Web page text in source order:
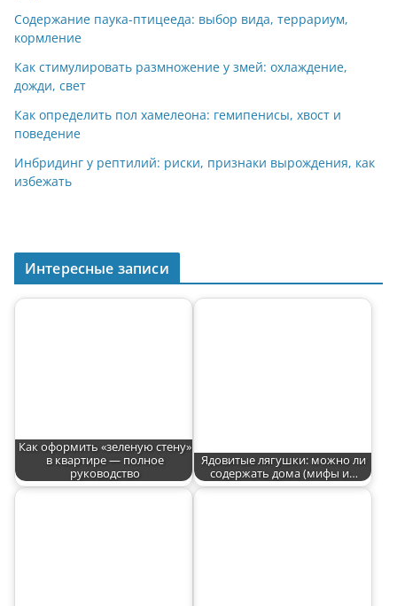
m a
ni
ki
p
Содержание паука-птицееда: выбор вида, террариум,
кормление
Как стимулировать размножение у змей: охлаждение,
дожди, свет
Как определить пол хамелеона: гемипенисы, хвост и
поведение
Инбридинг у рептилий: риски, признаки вырождения, как
избежать
Интересные записи
Как оформить «зеленую стену»
в квартире — полное
руководство
Ядовитые лягушки: можно ли
содержать дома (мифы и…